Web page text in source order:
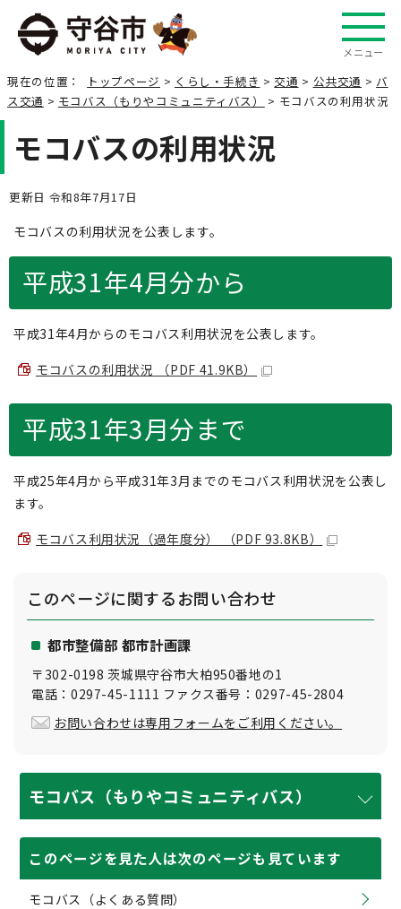
メニュー
現在の位置： トップページ > くらし・手続き > 交通 > 公共交通 > バ
ス交通 > モコバス（もりやコミュニティバス） > モコバスの利用状況
モコバスの利用状況
更新日 令和8年7月17日
モコバスの利用状況を公表します。
平成31年4月分から
平成31年4月からのモコバス利用状況を公表します。
モコバスの利用状況 （PDF 41.9KB）
平成31年3月分まで
平成25年4月から平成31年3月までのモコバス利用状況を公表し
ます。
モコバス利用状況（過年度分） （PDF 93.8KB）
このページに関するお問い合わせ
都市整備部 都市計画課
〒302-0198 茨城県守谷市大柏950番地の1
電話：0297-45-1111 ファクス番号：0297-45-2804
お問い合わせは専用フォームをご利用ください。
モコバス（もりやコミュニティバス）
このページを見た人は次のページも見ています
モコバス（よくある質問）